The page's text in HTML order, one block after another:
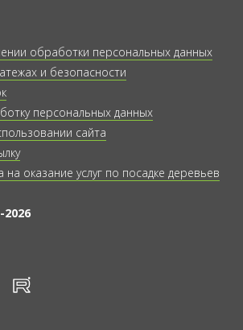
обработки персональных данных
и безопасности
персональных данных
сайта
оказание услуг по посадке деревьев
rt